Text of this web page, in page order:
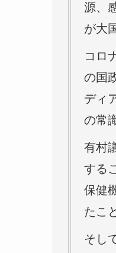
源、
が大
コロ
の国
ディ
の常
有村
する
保健
たこ
そし